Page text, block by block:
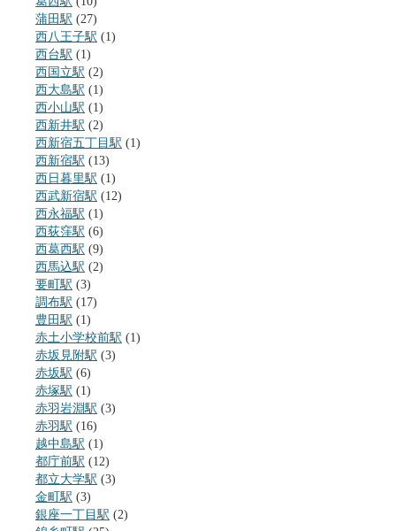
蒲田駅 (27)
西八王子駅 (1)
西台駅 (1)
西国立駅 (2)
西大島駅 (1)
西小山駅 (1)
西新井駅 (2)
西新宿五丁目駅 (1)
西新宿駅 (13)
西日暮里駅 (1)
西武新宿駅 (12)
西永福駅 (1)
西荻窪駅 (6)
西葛西駅 (9)
西馬込駅 (2)
要町駅 (3)
調布駅 (17)
豊田駅 (1)
赤土小学校前駅 (1)
赤坂見附駅 (3)
赤坂駅 (6)
赤塚駅 (1)
赤羽岩淵駅 (3)
赤羽駅 (16)
越中島駅 (1)
都庁前駅 (12)
都立大学駅 (3)
金町駅 (3)
銀座一丁目駅 (2)